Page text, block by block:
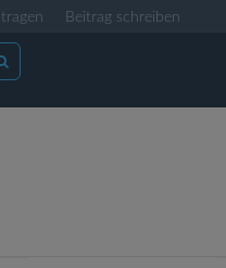
Beitrag schreiben